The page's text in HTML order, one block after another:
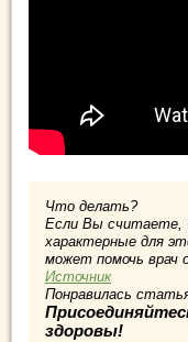
Что делать?
Если Вы считаете,
характерные для
может помочь врач
Источник
Понравилась
здоровы!